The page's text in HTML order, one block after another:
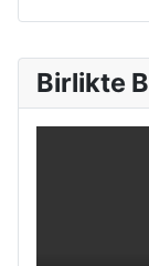
Birlikte